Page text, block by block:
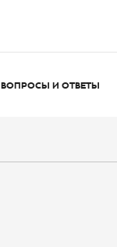
ВОПРОСЫ И ОТВЕТЫ